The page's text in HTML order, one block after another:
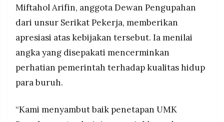
Miftahol Arifin, anggota Dewan Pengupahan
dari unsur Serikat Pekerja, memberikan
apresiasi atas kebijakan tersebut. Ia menilai
angka yang disepakati mencerminkan
perhatian pemerintah terhadap kualitas hidup
para buruh.
“Kami menyambut baik penetapan UMK